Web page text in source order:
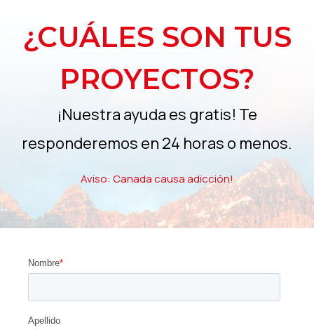
¿CUÁLES SON TUS
PROYECTOS?
¡Nuestra ayuda es gratis! Te
responderemos en 24 horas o menos.
Aviso: Canada causa adicción!